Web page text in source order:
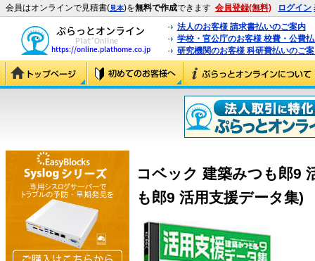
会員はオンラインで見積書(見本)を無料で作成できます 会員登録(無料) ログイン
法人のお客様 請求書払いのご案内
学校・官公庁のお客様 校費・公費
研究機関のお客様 科研費払いのご
コベック 建築みつも郎9
も郎9 活用支援データ集)